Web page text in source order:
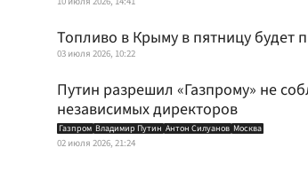
Топливо в Крыму в пятницу будет
03 июля 2026, 10:22
Путин разрешил «Газпрому» не
независимых директоров
Газпром Владимир Путин Антон Силуанов Москва
02 июля 2026, 21:24